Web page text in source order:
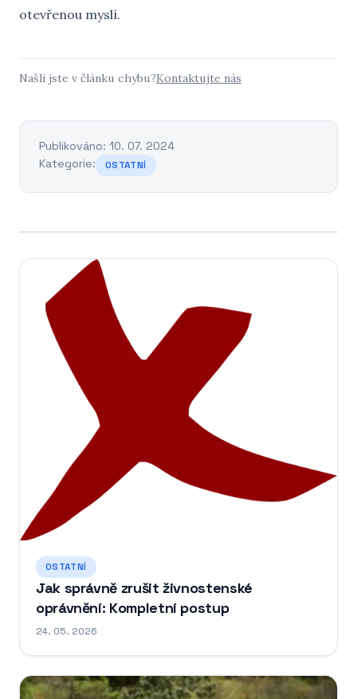
otevřenou myslí.
Našli jste v článku chybu?Kontaktujte nás
Publikováno: 10. 07. 2024
Kategorie:
OSTATNÍ
OSTATNÍ
Jak správně zrušit živnostenské
oprávnění: Kompletní postup
24. 05. 2026